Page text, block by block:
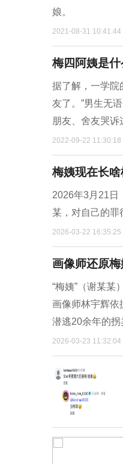
娘。
2021-08-31 10:41:44
梅四阿姨是
据了解，一学院
友了。”男生无
朋友、舍友哭诉
2022-09-22 11:30:18
梅姨现在长
2026年3月21日
某，对自己的罪
2026-03-22 16:35:25
画像师还原
“梅姨”（谢某某
画像师林宇辉依
潜逃20余年的
2026-03-23 11:32:04